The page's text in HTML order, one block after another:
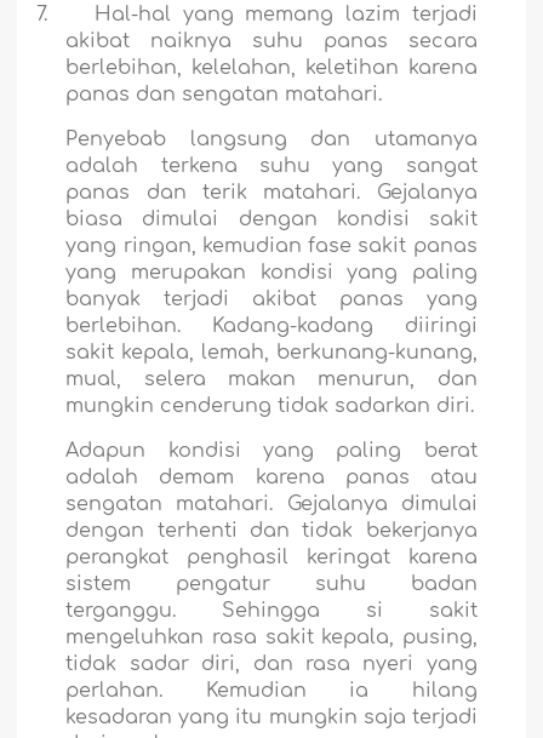
7.
Hal-hal yang memang lazim terjadi
akibat naiknya suhu panas secara
berlebihan, kelelahan, keletihan karena
panas dan sengatan matahari.
Penyebab langsung dan utamanya
adalah terkena suhu yang sangat
panas dan terik matahari. Gejalanya
biasa dimulai dengan kondisi sakit
yang ringan, kemudian fase sakit panas
yang merupakan kondisi yang paling
banyak terjadi akibat panas yang
berlebihan. Kadang-kadang diiringi
sakit kepala, lemah, berkunang-kunang,
mual, selera makan menurun, dan
mungkin cenderung tidak sadarkan diri.
Adapun kondisi yang paling berat
adalah demam karena panas atau
sengatan matahari. Gejalanya dimulai
dengan terhenti dan tidak bekerjanya
perangkat penghasil keringat karena
sistem pengatur suhu badan
terganggu. Sehingga si sakit
mengeluhkan rasa sakit kepala, pusing,
tidak sadar diri, dan rasa nyeri yang
perlahan. Kemudian ia hilang
kesadaran yang itu mungkin saja terjadi